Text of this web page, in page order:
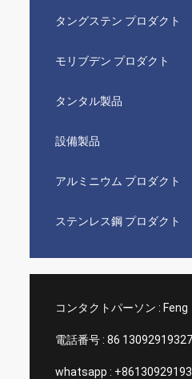
タングステン プロダクト
モリブデン プロダクト
タンタル製品
設備製品
アルミニウム プロダクト
ステンレス鋼 プロダクト
コンタクトパーソン : Feng
電話番号 : 86 13092919327
whatsapp :